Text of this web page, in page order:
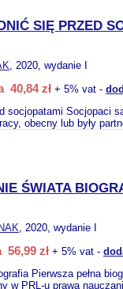
SIĘ PRZED
, 2020, wydanie I
40,84 zł + 5% vat -
socjopatami Socjopaci
obecny lub były
ŚWIATA
, 2020, wydanie I
56,99 zł + 5% vat -
Pierwsza pełna
w PRL-u prawa